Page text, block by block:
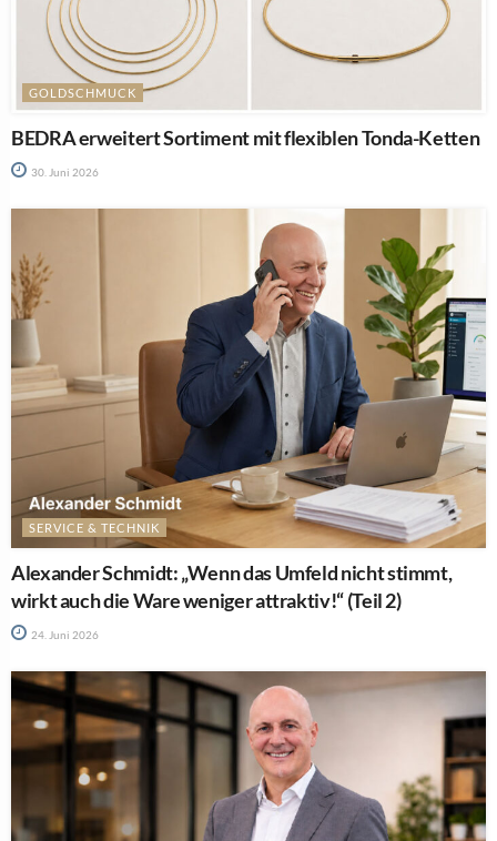
GOLDSCHMUCK
BEDRA erweitert Sortiment mit flexiblen Tonda-Ketten
30. Juni 2026
SERVICE & TECHNIK
Alexander Schmidt: „Wenn das Umfeld nicht stimmt,
wirkt auch die Ware weniger attraktiv!“ (Teil 2)
24. Juni 2026